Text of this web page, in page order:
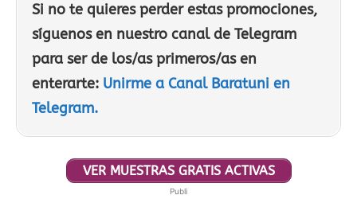
Si no te quieres perder estas promociones,
síguenos en nuestro canal de Telegram
para ser de los/as primeros/as en
enterarte: Unirme a Canal Baratuni en
Telegram.
VER MUESTRAS GRATIS ACTIVAS
Publi